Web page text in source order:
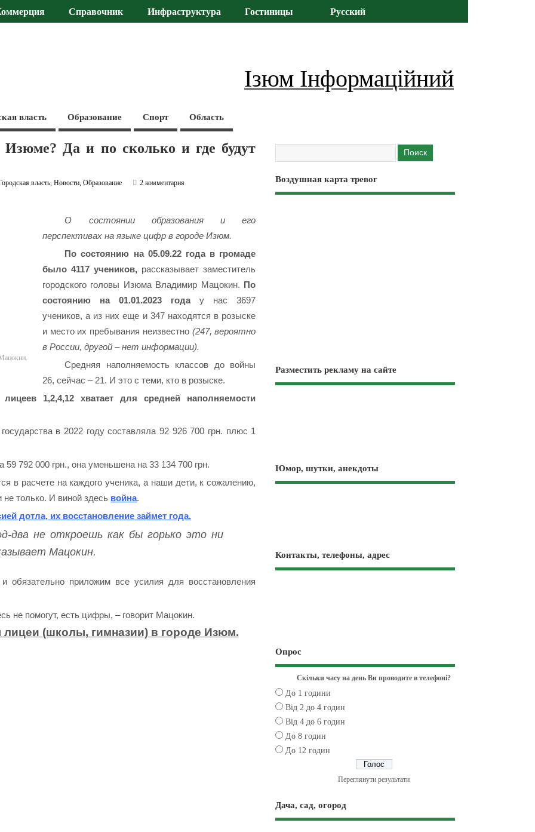
Справочник Инфраструктура Гостиницы Русский
Ізюм Інформаційний
власть Образование Спорт Область
Изюме? Да и по сколько и где будут
власть,Новости,Образование
2 комментария
О состоянии образования и его
перспективах на языке цифр в городе Изюм.
По состоянию на 05.09.22 года в громаде
было 4117 учеников, рассказывает заместитель
городского головы Изюма Владимир Мацокин. По
состоянию на 01.01.2023 годау нас 3697
учеников, а из них еще и 347 находятся в розыске
и место их пребывания неизвестно (247, вероятно
в России, другой – нет информации).
Средняя наполняемость классов до войны
26, сейчас – 21. И это с теми, кто в розыске.
1,2,4,12 хватает для средней наполняемости
в 2022 году составляла 92 926 700 грн. плюс 1
792 000 грн., она уменьшена на 33 134 700 грн.
в расчете на каждого ученика, а наши дети, к сожалению,
не только. И виной здесь война.
дотла, их восстановление займет года.
два не откроешь как бы горько это ни
Мацокин.
обязательно приложим все усилия для восстановления
не помогут, есть цифры, – говорит Мацокин.
(школы, гимназии) в городе Изюм.
Воздушная карта тревог
Разместить рекламу на сайте
Юмор, шутки, анекдоты
Контакты, телефоны, адрес
Опрос
Скільки часу на день Ви проводите в телефоні?
До 1 години
Від 2 до 4 годин
Від 4 до 6 годин
До 8 годин
До 12 годин
Переглянути результати
Дача, сад, огород